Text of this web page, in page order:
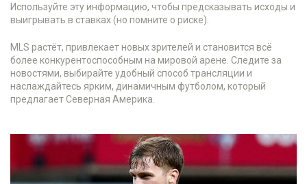
Используйте эту информацию, чтобы предсказывать исходы и
выигрывать в ставках (но помните о риске).
MLS растёт, привлекает новых зрителей и становится всё
более конкурентоспособным на мировой арене. Следите за
новостями, выбирайте удобный способ трансляции и
наслаждайтесь ярким, динамичным футболом, который
предлагает Северная Америка.